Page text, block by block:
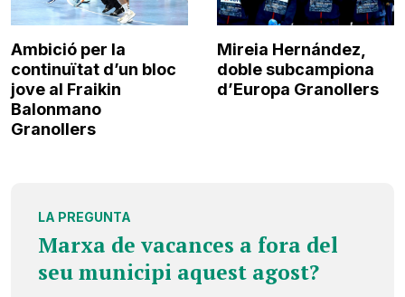
Ambició per la
continuïtat d’un bloc
jove al Fraikin
Balonmano
Granollers
Mireia Hernández,
doble subcampiona
d’Europa Granollers
LA PREGUNTA
Marxa de vacances a fora del
seu municipi aquest agost?